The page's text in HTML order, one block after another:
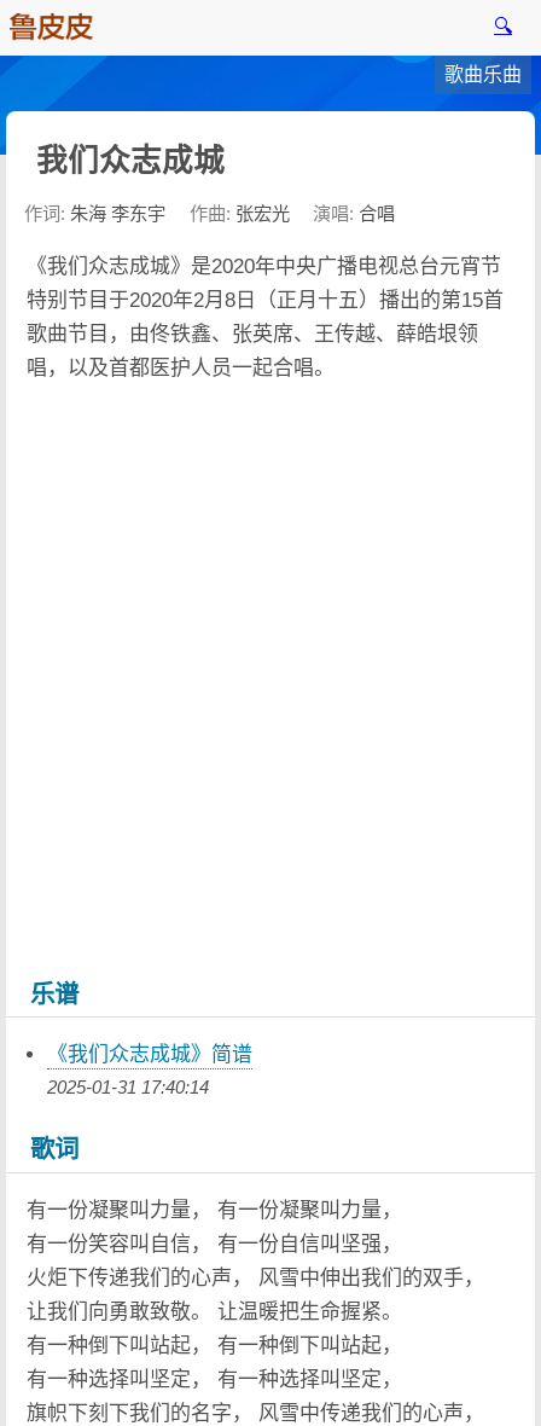
🔍
歌曲乐曲
我们众志成城
作词: 朱海 李东宇 作曲: 张宏光 演唱: 合唱
《我们众志成城》是2020年中央广播电视总台元宵节
特别节目于2020年2月8日（正月十五）播出的第15首
歌曲节目，由佟铁鑫、张英席、王传越、薛皓垠领
唱，以及首都医护人员一起合唱。
乐谱
《我们众志成城》简谱
2025-01-31 17:40:14
歌词
有一份凝聚叫力量， 有一份凝聚叫力量，
有一份笑容叫自信， 有一份自信叫坚强，
火炬下传递我们的心声， 风雪中伸出我们的双手，
让我们向勇敢致敬。 让温暖把生命握紧。
有一种倒下叫站起， 有一种倒下叫站起，
有一种选择叫坚定， 有一种选择叫坚定，
旗帜下刻下我们的名字， 风雪中传递我们的心声，